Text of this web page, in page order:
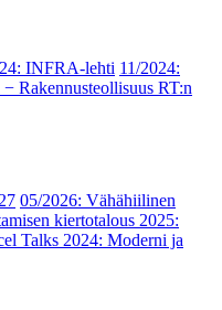
INFRA-lehti 11/2024:
Rakennusteollisuus RT:n
05/2026: Vähähiilinen
kiertotalous 2025:
Talks 2024: Moderni ja